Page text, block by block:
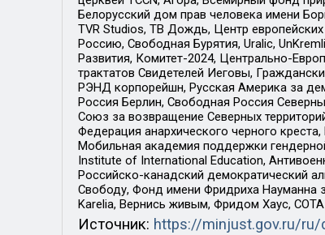
Белорусский дом прав человека имени
TVR Studios, ТВ Дождь, Центр
Россию, Свободная Бурятия, Uralic,
Развития, Комитет-2024, Центрально-
трактатов Свидетелей Иеговы,
РЭНД корпорейшн, Русская Америка за
Россия Берлин, Свободная Россия
Союз за возвращение Северных
Федерация анархического черного
Мобильная академия поддержки
Institute of International Education,
Российско-канадский демократический
Свободу, Фонд имени Фридриха Науманна
Karelia, Вернись живым, Фридом Хаус,
Источник: https://minjust.gov.ru/